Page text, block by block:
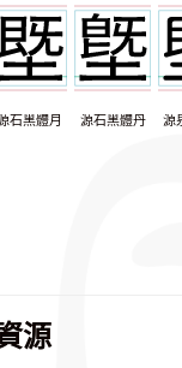
石黑體月 源石黑體丹 源
源